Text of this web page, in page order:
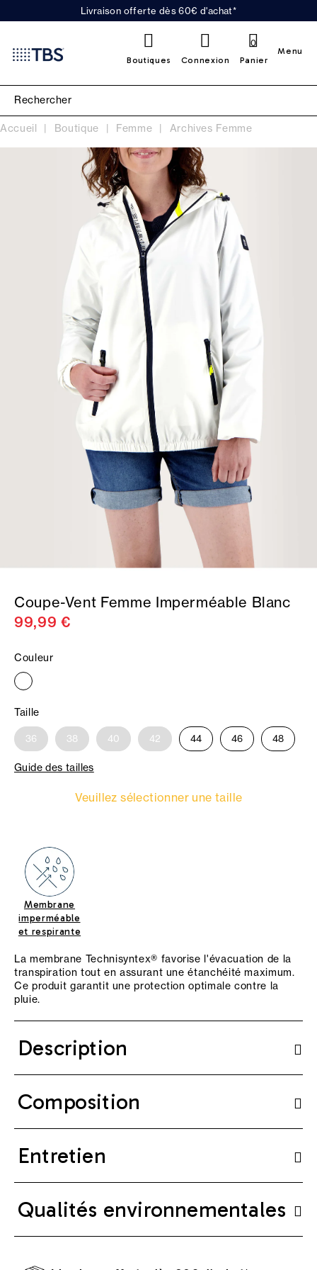
Livraison offerte dès 60€ d'achat*
Boutiques Connexion Panier
0
Menu
Accueil Boutique Femme Archives Femme
Coupe-Vent Femme Imperméable Blanc
99,99 €
Couleur
Taille
36 38 40 42 44 46 48
Guide des tailles
Veuillez sélectionner une taille
Membrane
imperméable
et respirante
La membrane Technisyntex® favorise l'évacuation de la
transpiration tout en assurant une étanchéité maximum.
Ce produit garantit une protection optimale contre la
pluie.
Description
Composition
Entretien
Qualités environnementales